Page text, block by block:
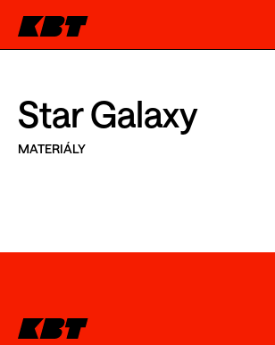
Star Galaxy
MATERIÁLY